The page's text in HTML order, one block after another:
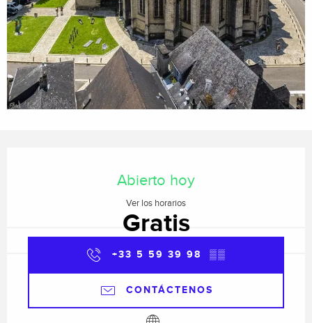
Abierto hoy
Ver los horarios
Gratis
+33 5 59 39 98 ▒▒
CONTÁCTENOS